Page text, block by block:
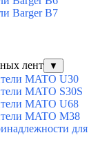
Barger B7
лент
▼
MATO U30
MATO S30S
MATO U68
MATO M38
для